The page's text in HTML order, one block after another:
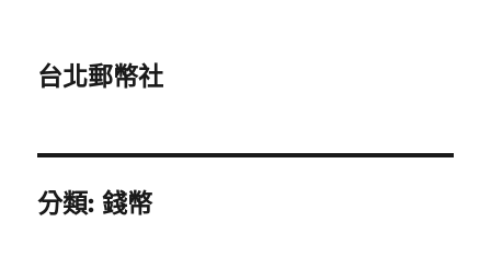
台北郵幣社
分類:錢幣